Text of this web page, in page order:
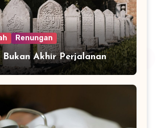
Renungan
Bukan Akhir Perjalanan